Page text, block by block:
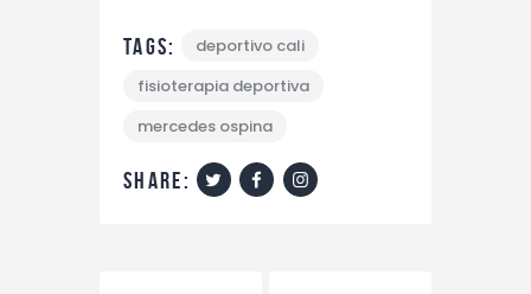
Tags:
deportivo cali
fisioterapia deportiva
mercedes ospina
share: